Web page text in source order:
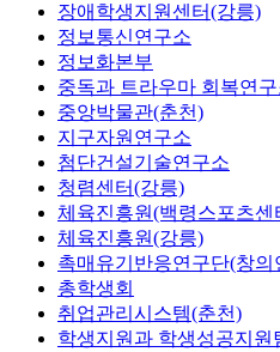
장애학생지원센터(강릉)
정보통신연구소
정보화본부
중독과 트라우마 회복연
중앙박물관(춘천)
지구자원연구소
첨단건설기술연구소
청렴센터(강릉)
체육진흥원(백령스포츠센
체육진흥원(강릉)
촉매유기반응연구단(창의
총학생회
취업관리시스템(춘천)
학생지원과 학생성공지원